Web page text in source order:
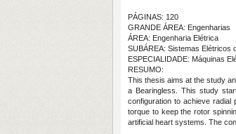
PÁGINAS: 120
GRANDE ÁREA: Engenharias
ÁREA: Engenharia Elétrica
SUBÁREA: Sistemas Elétricos
ESPECIALIDADE: Máquinas
RESUMO:
This thesis aims at the study
a Bearingless. This study
configuration to achieve radial
torque to keep the rotor
artificial heart systems. The